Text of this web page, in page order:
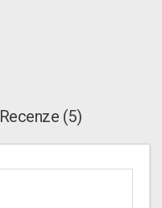
Recenze (5)